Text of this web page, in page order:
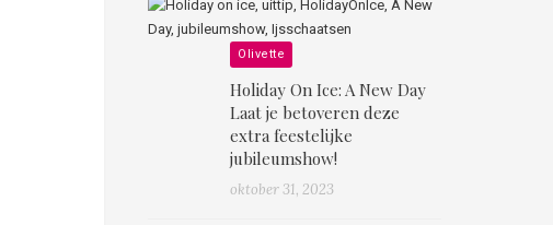
Olivette
Holiday On Ice: A New Day
Laat je betoveren deze
extra feestelijke
jubileumshow!
oktober 31, 2023